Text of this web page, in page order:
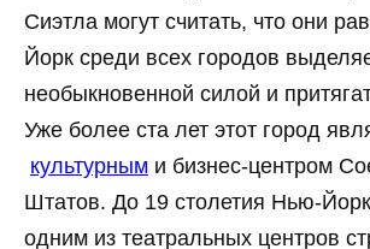
Сиэтла могут считать, что они
Йорк среди всех городов
необыкновенной силой и
Уже более ста лет этот город
культурным и бизнес-центром
Штатов. До 19 столетия Нью-
одним из театральных центров